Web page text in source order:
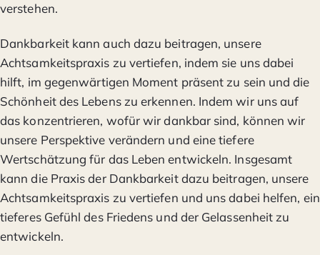
verstehen.
Dankbarkeit kann auch dazu beitragen, unsere
Achtsamkeitspraxis zu vertiefen, indem sie uns dabei
hilft, im gegenwärtigen Moment präsent zu sein und die
Schönheit des Lebens zu erkennen. Indem wir uns auf
das konzentrieren, wofür wir dankbar sind, können wir
unsere Perspektive verändern und eine tiefere
Wertschätzung für das Leben entwickeln. Insgesamt
kann die Praxis der Dankbarkeit dazu beitragen, unsere
Achtsamkeitspraxis zu vertiefen und uns dabei helfen, ein
tieferes Gefühl des Friedens und der Gelassenheit zu
entwickeln.